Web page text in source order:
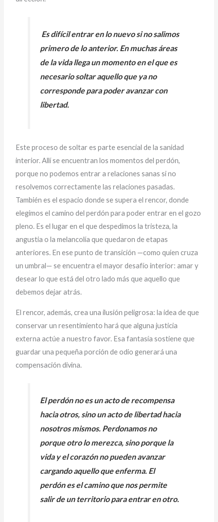
Es difícil entrar en lo nuevo si no salimos
primero de lo anterior. En muchas áreas
de la vida llega un momento en el que es
necesario soltar aquello que ya no
corresponde para poder avanzar con
libertad.
Este proceso de soltar es parte esencial de la sanidad
interior. Allí se encuentran los momentos del perdón,
porque no podemos entrar a relaciones sanas si no
resolvemos correctamente las relaciones pasadas.
También es el espacio donde se supera el rencor, donde
elegimos el camino del perdón para poder entrar en el gozo
pleno. Es el lugar en el que despedimos la tristeza, la
angustia o la melancolía que quedaron de etapas
anteriores. En ese punto de transición —como quien cruza
un umbral— se encuentra el mayor desafío interior: amar y
desear lo que está del otro lado más que aquello que
debemos dejar atrás.
El rencor, además, crea una ilusión peligrosa: la idea de que
conservar un resentimiento hará que alguna justicia
externa actúe a nuestro favor. Esa fantasía sostiene que
guardar una pequeña porción de odio generará una
compensación divina.
El perdón no es un acto de recompensa
hacia otros, sino un acto de libertad hacia
nosotros mismos. Perdonamos no
porque otro lo merezca, sino porque la
vida y el corazón no pueden avanzar
cargando aquello que enferma. El
perdón es el camino que nos permite
salir de un territorio para entrar en otro.